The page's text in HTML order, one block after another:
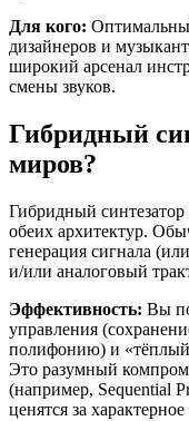
Для кого:
дизайнеров и
широкий арсенал
смены звуков.
Гибридный
миров?
Гибридный синтезатор
обеих архитектур.
генерация сигнала
и/или аналоговый
Эффективность: Вы
управления
полифонию) и
Это разумный
(например, Sequential
ценятся за